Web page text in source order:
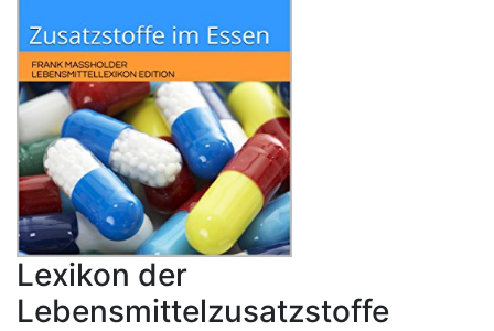
Lexikon der
Lebensmittelzusatzstoffe